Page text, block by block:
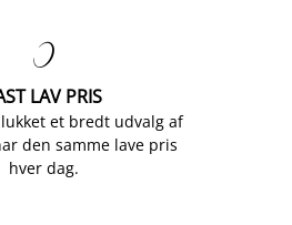

LAV PRIS
et bredt udvalg af
den samme lave pris
hver dag.